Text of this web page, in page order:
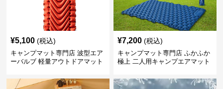
¥5,100 (税込)
キャンプマット専門店 波型エア
ーバルブ 軽量アウトドアマット
¥7,200 (税込)
キャンプマット専門店 ふかふか
極上 二人用キャンプエアマット